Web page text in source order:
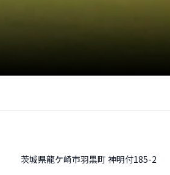
茨城県龍ケ崎市羽黒町 神明付185-2